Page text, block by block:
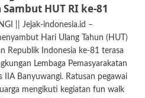
HUT RI ke-81
|| Jejak-indonesia.id –
Hari Ulang Tahun (HUT)
Republik Indonesia ke-81 terasa
Lembaga Pemasyarakatan
IIA Banyuwangi. Ratusan pegawai
mengikuti kegiatan fun walk